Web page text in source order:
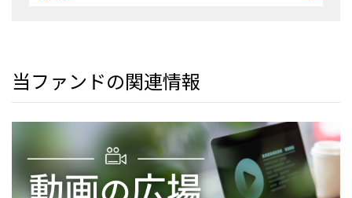
当ファンドの関連情報